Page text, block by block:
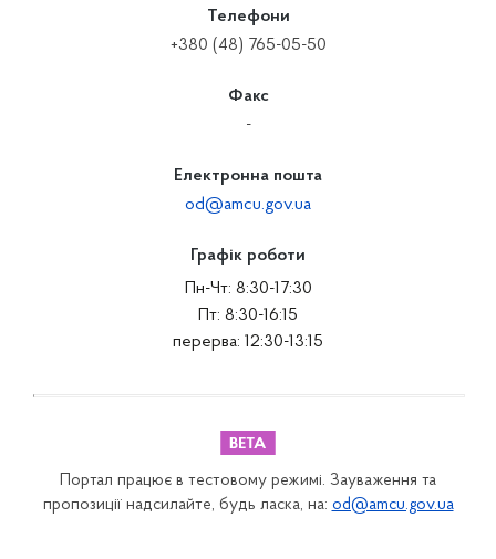
Телефони
+380 (48) 765-05-50
Факс
-
Електронна пошта
od@amcu.gov.ua
Графік роботи
Пн-Чт: 8:30-17:30
Пт: 8:30-16:15
перерва: 12:30-13:15
Портал працює в тестовому режимі. Зауваження та
пропозиції надсилайте, будь ласка, на: od@amcu.gov.ua